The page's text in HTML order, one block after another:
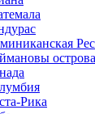
острова
Рика